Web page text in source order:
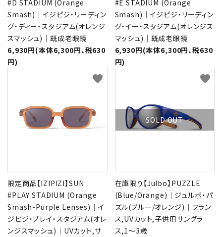
#D STADIUM (Orange
Smash)｜イジピジ・リーディン
グ・ディー・スタジアム(オレンジ
スマッシュ)｜既成老眼鏡
6,930円(本体6,300円、税630
円)
#E STADIUM (Orange
Smash)｜イジピジ・リーディン
グ・イー・スタジアム(オレンジス
マッシュ)｜既成老眼鏡
6,930円(本体6,300円、税630
円)
限定商品【IZIPIZI】SUN
#PLAY STADIUM (Orange
Smash-Purple Lenses)｜イ
ジピジ・プレイ・スタジアム(オレ
ンジスマッシュ)｜UVカット,サ
favorite
SOLD OUT
在庫限り【Julbo】PUZZLE
(Blue/Orange)｜ジュルボ・パ
ズル(ブルー/オレンジ)｜フラン
ス,UVカット,子供用サングラ
ス,1～3歳
favorite